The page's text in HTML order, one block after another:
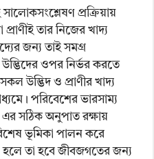
প্রক্রিয়ায়
তার নিজের খাদ্য
জন্য তাই সমগ্র
ওপর নির্ভর করতে
উদ্ভিদ ও প্রাণীর খাদ্য
পরিবেশের ভারসাম্য
এর সঠিক অনুপাত রক্ষায়
ভূমিকা পালন করে
হলে তা হবে জীবজগতের জন্য